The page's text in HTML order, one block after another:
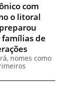
com
o litoral
de
nomes como